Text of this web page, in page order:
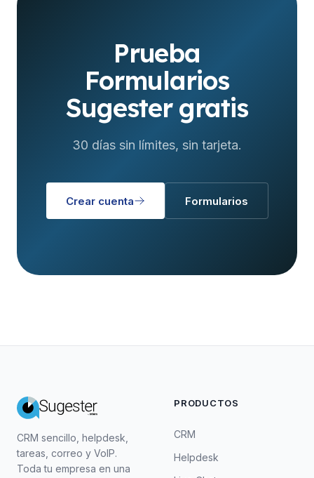
Prueba
Formularios
Sugester gratis
30 días sin límites, sin tarjeta.
Crear cuenta Formularios
CRM sencillo, helpdesk,
tareas, correo y VoIP.
Toda tu empresa en una
PRODUCTOS
CRM
Helpdesk